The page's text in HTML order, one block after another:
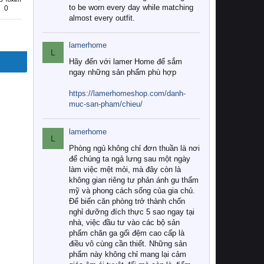
0
to be worn every day while matching
almost every outfit.
L
lamerhome
Hãy đến với lamer Home để sắm
ngay những sản phẩm phù hợp
https://lamerhomeshop.com/danh-
muc-san-pham/chieu/
L
lamerhome
Phòng ngủ không chỉ đơn thuần là nơi
để chúng ta ngả lưng sau một ngày
làm việc mệt mỏi, mà đây còn là
không gian riêng tư phản ánh gu thẩm
mỹ và phong cách sống của gia chủ.
Để biến căn phòng trở thành chốn
nghỉ dưỡng đích thực 5 sao ngay tại
nhà, việc đầu tư vào các bộ sản
phẩm chăn ga gối đệm cao cấp là
điều vô cùng cần thiết. Những sản
phẩm này không chỉ mang lại cảm